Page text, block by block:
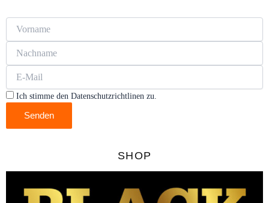
Ich stimme den Datenschutzrichtlinen zu.
Senden
SHOP